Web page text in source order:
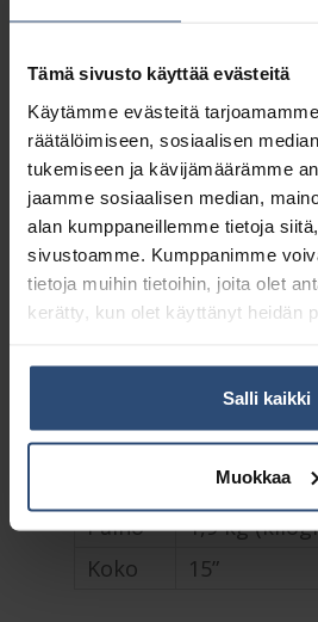
Tämä sivusto käyttää evästeitä
Käytämme evästeitä
räätälöimiseen, sosiaalisen
tukemiseen ja kävijämäärämme
jaamme sosiaalisen median,
alan kumppaneillemme tietoja
sivustoamme. Kumppanimme
tietoja muihin tietoihin, joita olet
kerätty, kun olet käyttänyt heidän
Salli kaikki
Muokkaa
(13,49€ sis. alv 25.5%)
Täydessä laatikossa 5 kpl (53,75 €
LISÄÄ
Yhteensä: 10,75 €
Tuotetunnus (SKU):ml15m
Lisätiedot
Paino
1,9 kg
Koko
15”